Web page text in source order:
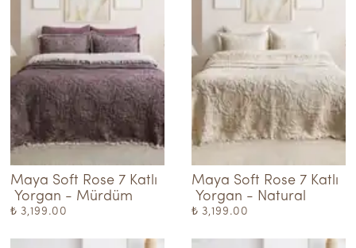
Maya Soft Rose 7 Katlı
Yorgan - Mürdüm
₺ 3,199.00
Maya Soft Rose 7 Katlı
Yorgan - Natural
₺ 3,199.00